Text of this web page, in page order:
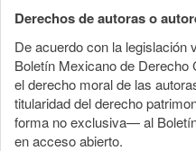
Derechos de autoras o
De acuerdo con la legislación
Boletín Mexicano de
el derecho moral de las
titularidad del derecho
forma no exclusiva— al
en acceso abierto.